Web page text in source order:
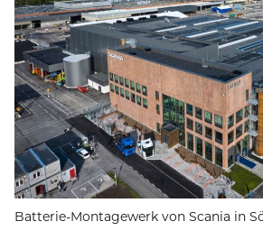
Batterie-Montagewerk von Scania in